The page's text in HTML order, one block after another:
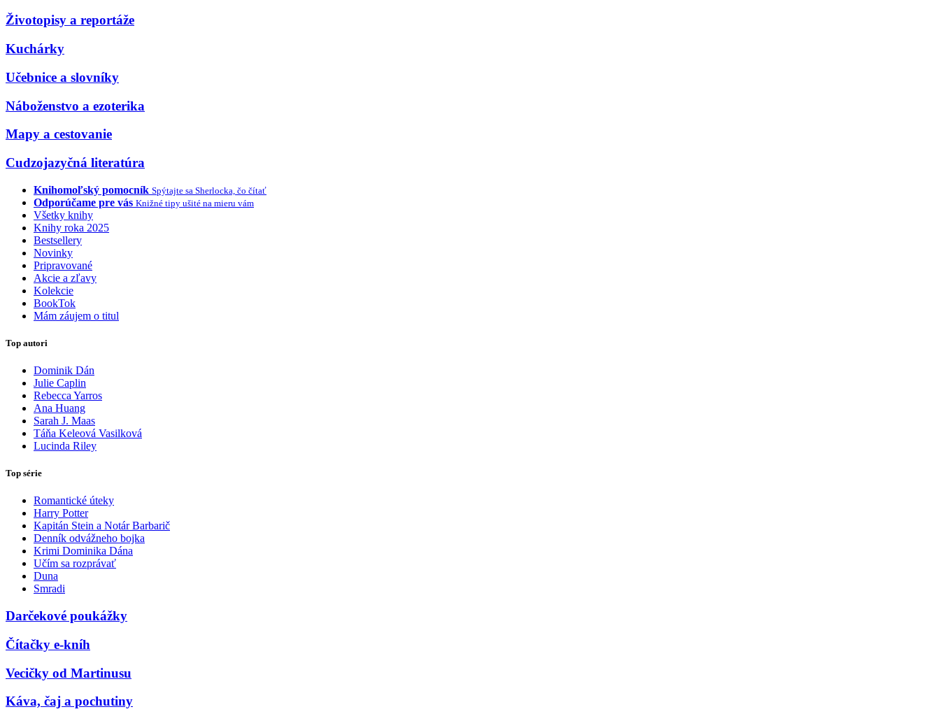
Životopisy a reportáže
Kuchárky
Učebnice a slovníky
Náboženstvo a ezoterika
Mapy a cestovanie
Cudzojazyčná literatúra
Knihomoľský pomocník Spýtajte sa Sherlocka, čo čítať
Odporúčame pre vás Knižné tipy ušité na mieru vám
Všetky knihy
Knihy roka 2025
Bestsellery
Novinky
Pripravované
Akcie a zľavy
Kolekcie
BookTok
Mám záujem o titul
Top autori
Dominik Dán
Julie Caplin
Rebecca Yarros
Ana Huang
Sarah J. Maas
Táňa Keleová Vasilková
Lucinda Riley
Top série
Romantické úteky
Harry Potter
Kapitán Stein a Notár Barbarič
Denník odvážneho bojka
Krimi Dominika Dána
Učím sa rozprávať
Duna
Smradi
Darčekové poukážky
Čítačky e-kníh
Vecičky od Martinusu
Káva, čaj a pochutiny